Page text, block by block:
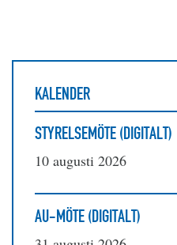
KALENDER
STYRELSEMÖTE (DIGITALT)
10 augusti 2026
AU-MÖTE (DIGITALT)